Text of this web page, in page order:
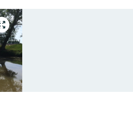
Gå
till
helskärmsläge